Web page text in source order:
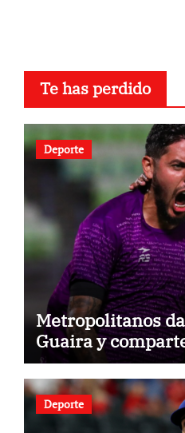
Te has perdido
Deporte
Metropolitanos
Guaira y
Deporte